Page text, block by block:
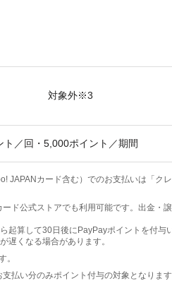
対象外※3
ト／回・5,000ポイント／期間
JAPANカード含む）でのお支払いは「ク
ド公式ストアでも利用可能です。出金・
起算して30日後にPayPayポイントを付与
遅くなる場合があります。
。
払い分のみポイント付与の対象となります